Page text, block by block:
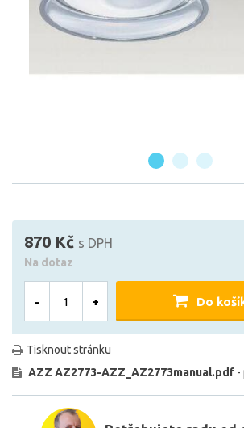
870 Kč s DPH
Na dotaz
- + Do
Tisknout stránku
AZZ AZ2773-AZZ_AZ2773manual.pdf -